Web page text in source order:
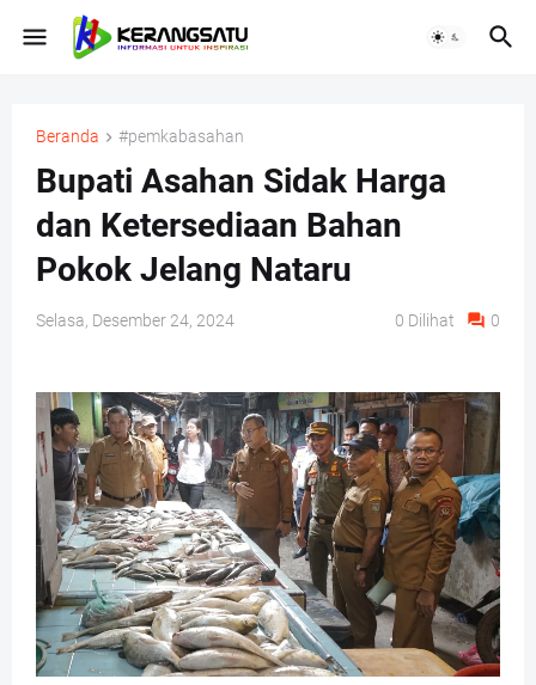
Beranda #pemkabasahan
Bupati Asahan Sidak Harga
dan Ketersediaan Bahan
Pokok Jelang Nataru
Selasa, Desember 24, 2024 0 Dilihat 0